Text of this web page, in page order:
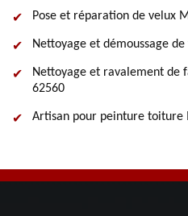
Pose et réparation de velux
Nettoyage et démoussage
Nettoyage et ravalement de
62560
Artisan pour peinture toiture